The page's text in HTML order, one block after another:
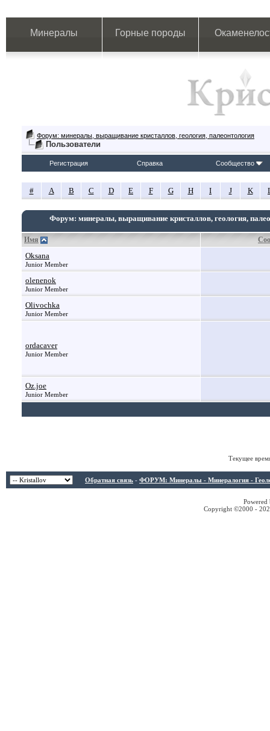
Минералы Горные породы
Форум: минералы, выращивание кристаллов, геология, палеонтология
Пользователи
Регистрация Справка Сообщество
# A B C D E F G H I J K
Форум: минералы, выращивание кристаллов, геология,
Имя
Oksana
Junior Member
olenenok
Junior Member
Olivochka
Junior Member
ordacaver
Junior Member
Oz.joe
Junior Member
Текущее
Обратная связь - ФОРУМ: Минералы - Минералогия -
Copyright ©2000 -